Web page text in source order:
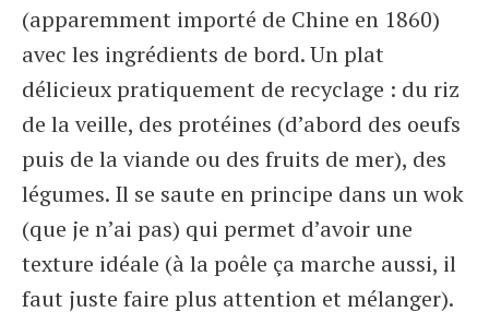
(apparemment importé de Chine en 1860)
avec les ingrédients de bord. Un plat
délicieux pratiquement de recyclage : du riz
de la veille, des protéines (d’abord des oeufs
puis de la viande ou des fruits de mer), des
légumes. Il se saute en principe dans un wok
(que je n’ai pas) qui permet d’avoir une
texture idéale (à la poêle ça marche aussi, il
faut juste faire plus attention et mélanger).